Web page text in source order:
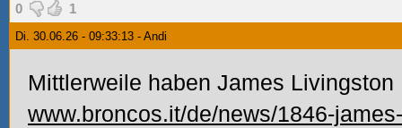
0 1
Di. 30.06.26 - 09:33:13 - Andi
Mittlerweile haben James Livingston
www.broncos.it/de/news/1846-